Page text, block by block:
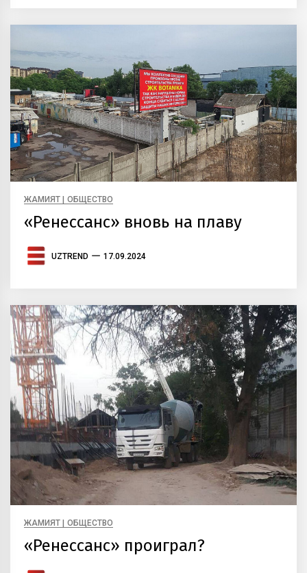
ЖАМИЯТ | ОБЩЕСТВО
«Ренессанс» вновь на плаву
UZTREND 17.09.2024
ЖАМИЯТ | ОБЩЕСТВО
«Ренессанс» проиграл?